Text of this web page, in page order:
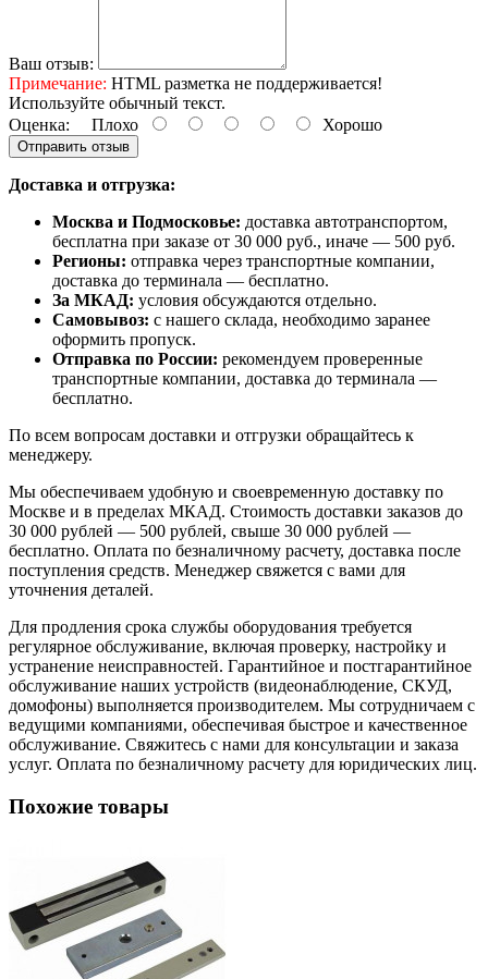
Ваш отзыв:
Примечание: HTML разметка не поддерживается!
Используйте обычный текст.
Оценка: Плохо Хорошо
Отправить отзыв
Доставка и отгрузка:
Москва и Подмосковье: доставка автотранспортом,
бесплатна при заказе от 30 000 руб., иначе — 500 руб.
Регионы: отправка через транспортные компании,
доставка до терминала — бесплатно.
За МКАД: условия обсуждаются отдельно.
Самовывоз: с нашего склада, необходимо заранее
оформить пропуск.
Отправка по России: рекомендуем проверенные
транспортные компании, доставка до терминала —
бесплатно.
По всем вопросам доставки и отгрузки обращайтесь к
менеджеру.
Мы обеспечиваем удобную и своевременную доставку по
Москве и в пределах МКАД. Стоимость доставки заказов до
30 000 рублей — 500 рублей, свыше 30 000 рублей —
бесплатно. Оплата по безналичному расчету, доставка после
поступления средств. Менеджер свяжется с вами для
уточнения деталей.
Для продления срока службы оборудования требуется
регулярное обслуживание, включая проверку, настройку и
устранение неисправностей. Гарантийное и постгарантийное
обслуживание наших устройств (видеонаблюдение, СКУД,
домофоны) выполняется производителем. Мы сотрудничаем с
ведущими компаниями, обеспечивая быстрое и качественное
обслуживание. Свяжитесь с нами для консультации и заказа
услуг. Оплата по безналичному расчету для юридических лиц.
Похожие товары